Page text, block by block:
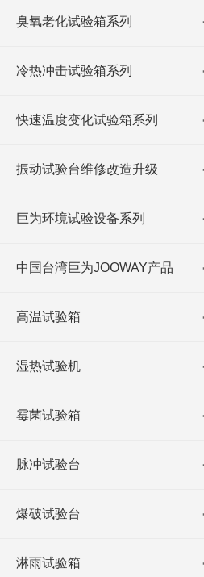
臭氧老化试验箱系列
冷热冲击试验箱系列
快速温度变化试验箱系列
振动试验台维修改造升级
巨为环境试验设备系列
中国台湾巨为JOOWAY产品
高温试验箱
湿热试验机
霉菌试验箱
脉冲试验台
爆破试验台
淋雨试验箱